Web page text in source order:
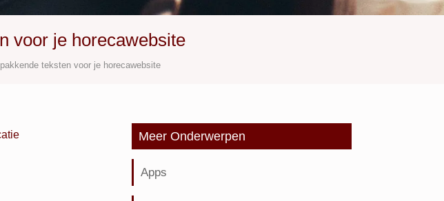
voor je horecawebsite
teksten voor je horecawebsite
Meer Onderwerpen
Apps